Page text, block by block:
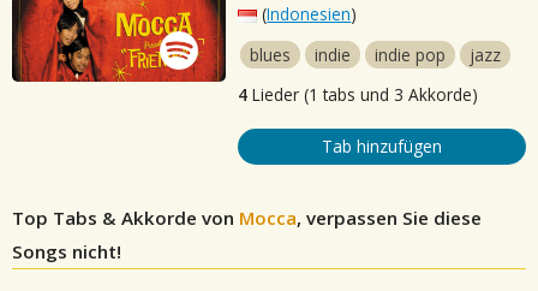
(Indonesien)
blues
indie indie pop
jazz
4 Lieder (1 tabs und 3 Akkorde)
Tab hinzufügen
Top Tabs & Akkorde von Mocca, verpassen Sie diese
Songs nicht!